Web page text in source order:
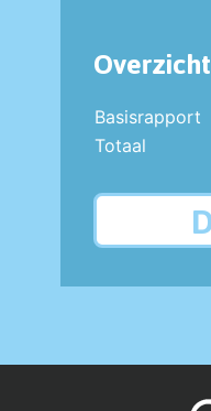
Overzicht
Basisrapport
Totaal